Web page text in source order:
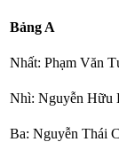
Bảng A
Nhất: Phạm Văn
Nhì: Nguyễn Hữu
Ba: Nguyễn Thái